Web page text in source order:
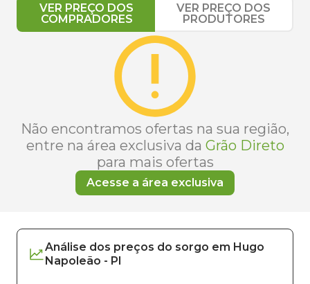
VER PREÇO DOS
COMPRADORES
VER PREÇO DOS
PRODUTORES
Não encontramos ofertas na sua região,
entre na área exclusiva da Grão Direto
para mais ofertas
Acesse a área exclusiva
Análise dos preços do sorgo em Hugo
Napoleão - PI